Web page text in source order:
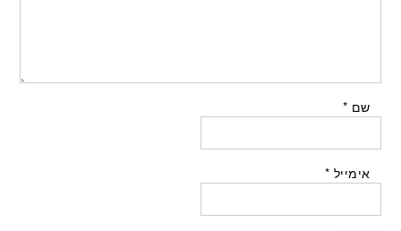
שם *
אימייל *